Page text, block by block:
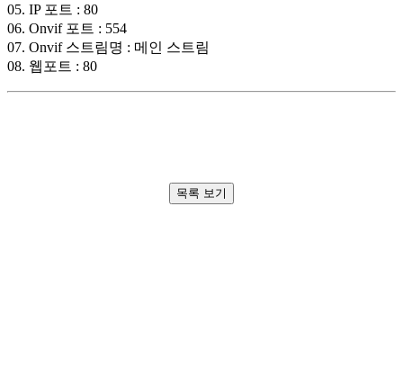
05. IP 포트 : 80
06. Onvif 포트 : 554
07. Onvif 스트림명 : 메인 스트림
08. 웹포트 : 80
목록 보기